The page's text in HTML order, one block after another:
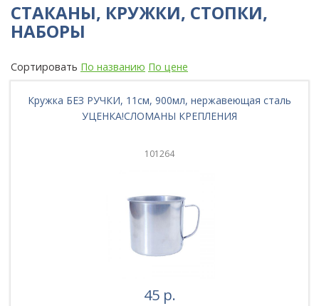
СТАКАНЫ, КРУЖКИ, СТОПКИ,
НАБОРЫ
Сортировать По названию По цене
Кружка БЕЗ РУЧКИ, 11см, 900мл, нержавеющая сталь
УЦЕНКА!СЛОМАНЫ КРЕПЛЕНИЯ
101264
45 р.